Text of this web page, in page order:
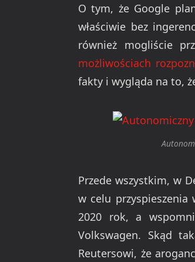
O tym, że Google
właściwie bez
również mogliście
możliwościach
fakty i wygląda na to,
Przede wszystkim, w
w celu
2020 rok, a
Volkswagen. Skąd
Reutersowi, że